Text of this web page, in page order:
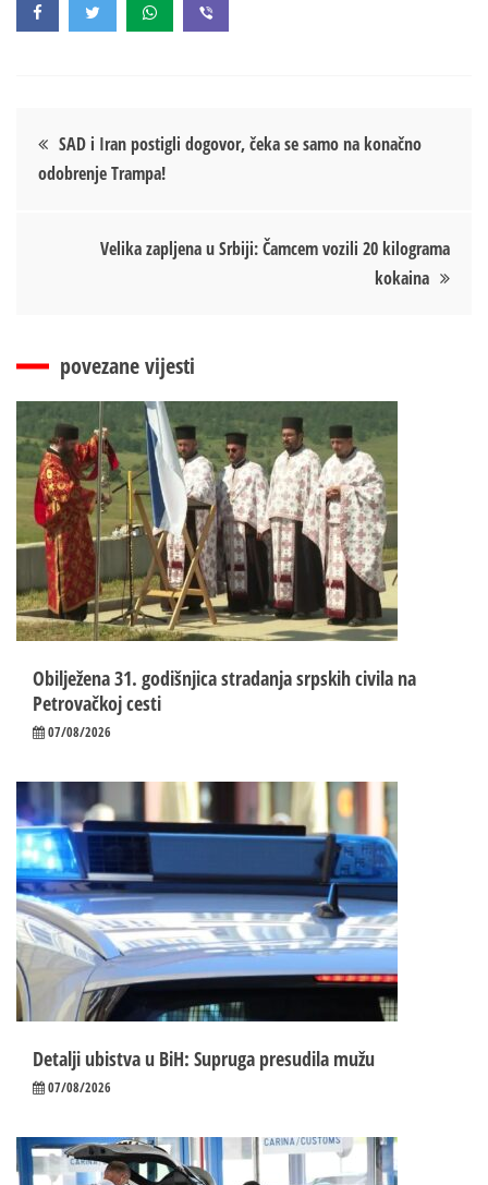
Кретање
чланка
SAD i Iran postigli dogovor, čeka se samo na konačno
odobrenje Trampa!
Velika zapljena u Srbiji: Čamcem vozili 20 kilograma
kokaina
povezane vijesti
Obilježena 31. godišnjica stradanja srpskih civila na
Petrovačkoj cesti
07/08/2026
Detalji ubistva u BiH: Supruga presudila mužu
07/08/2026